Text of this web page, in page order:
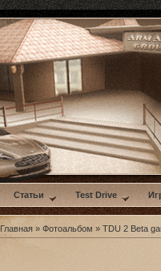
Статьи Test Drive
Главная » Фотоальбом » TDU 2 Beta